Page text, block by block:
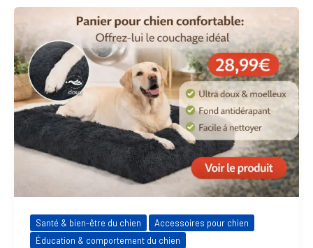
Santé & bien-être du chien
Accessoires pour chien
Éducation & comportement du chien